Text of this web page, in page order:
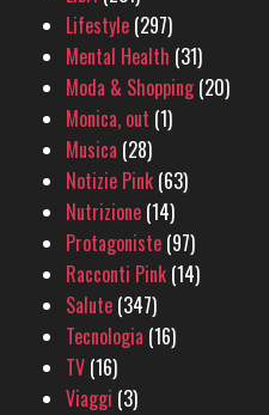
Lifestyle (297)
Mental Health (31)
Moda & Shopping(20)
Monica, out (1)
Musica (28)
Notizie Pink (63)
Nutrizione (14)
Protagoniste (97)
Racconti Pink (14)
Salute (347)
Tecnologia (16)
TV (16)
Viaggi (3)